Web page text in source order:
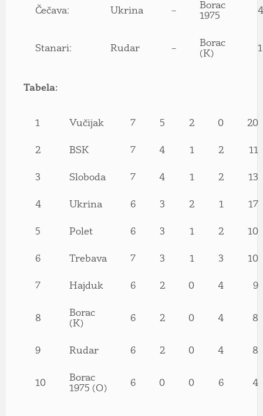
Čečava: Ukrina –
Borac
1975
4
Stanari: Rudar –
Borac
(K)
1
Tabela:
1 Vučijak 7 5 2 0 20
2 BSK 7 4 1 2 11
3 Sloboda 7 4 1 2 13
4 Ukrina 6 3 2 1 17
5 Polet 6 3 1 2 10
6 Trebava 7 3 1 3 10
7 Hajduk 6 2 0 4 9
8
Borac
(K)
6 2 0 4 8
9 Rudar 6 2 0 4 8
10
Borac
1975 (O)
6 0 0 6 4